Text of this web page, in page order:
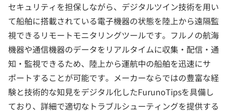
セキュリティを担保しながら、デジタルツイン技術を用い
て船舶に搭載されている電子機器の状態を陸上から遠隔監
視できるリモートモニタリングツールです。フルノの航海
機器や通信機器のデータをリアルタイムに収集・配信・通
知・監視できるため、陸上から運航中の船舶を迅速にサ
ポートすることが可能です。メーカーならではの豊富な経
験と技術的な知見をデジタル化したFurunoTipsを具備し
ており、詳細で適切なトラブルシューティングを提供する